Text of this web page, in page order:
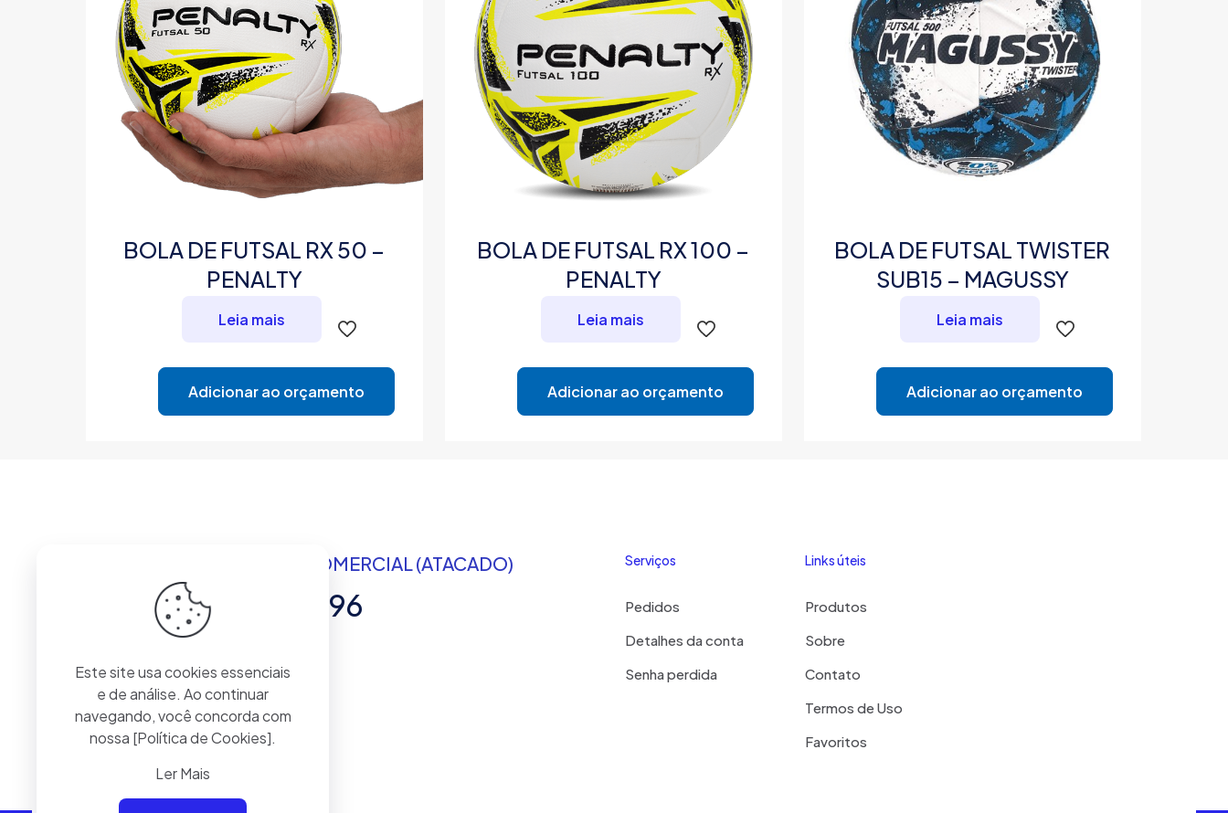
BOLA DE FUTSAL RX 50 –
PENALTY
Leia mais
Adicionar ao orçamento
BOLA DE FUTSAL RX 100 –
PENALTY
Leia mais
Adicionar ao orçamento
BOLA DE FUTSAL TWISTER
SUB15 – MAGUSSY
Leia mais
Adicionar ao orçamento
ATENDIMENTO COMERCIAL (ATACADO)
12 99161-7196
Rua Nélson César de Oliveira, 103
12 3207.4149
Serviços
Pedidos
Detalhes da conta
Senha perdida
Links úteis
Produtos
Sobre
Contato
Termos de Uso
Favoritos
Este site usa cookies essenciais
e de análise. Ao continuar
navegando, você concorda com
nossa [Política de Cookies].
Ler Mais